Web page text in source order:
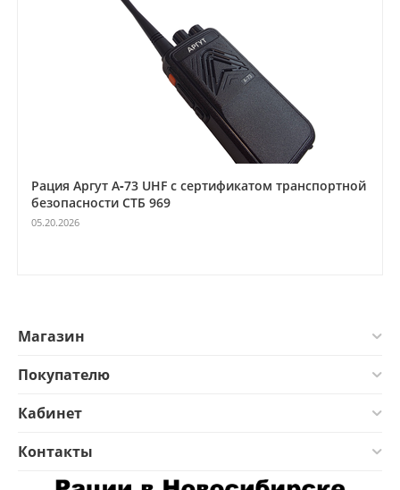
Рация Аргут А‑73 UHF с сертификатом транспортной
безопасности СТБ 969
05.20.2026
Магазин
Покупателю
Кабинет
Контакты